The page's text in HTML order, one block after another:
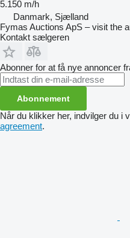
5.150 m/h
Danmark, Sjælland
Fymas Auctions ApS – visit the
Kontakt sælgeren
Abonner for at få nye annoncer
Abonnement
Når du klikker her, indvilger du i
agreement.